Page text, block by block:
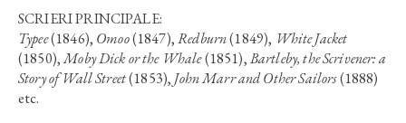
SCRIERI PRINCIPALE:
Typee(1846), Omoo(1847),Redburn(1849), White Jacket
(1850),Moby Dick or the Whale(1851),Bartleby, the Scrivener: a
Story of Wall Street(1853),John Marr and Other Sailors(1888)
etc.